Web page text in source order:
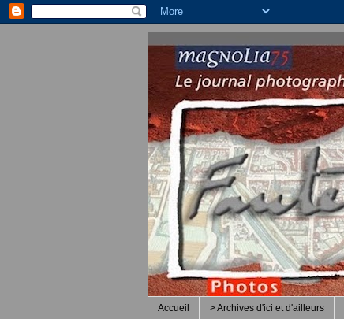
Accueil > Archives d'ici et d'ailleurs